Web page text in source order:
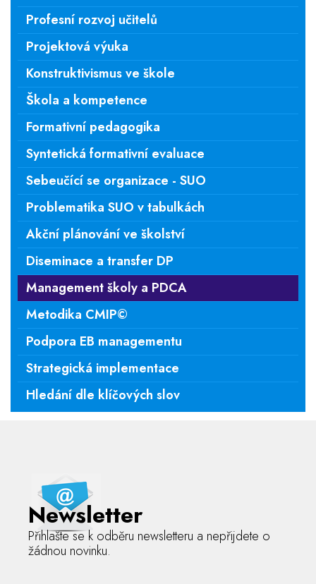
Profesní rozvoj učitelů
Projektová výuka
Konstruktivismus ve škole
Škola a kompetence
Formativní pedagogika
Syntetická formativní evaluace
Sebeučící se organizace - SUO
Problematika SUO v tabulkách
Akční plánování ve školství
Diseminace a transfer DP
Management školy a PDCA
Metodika CMIP©
Podpora EB managementu
Strategická implementace
Hledání dle klíčových slov
Newsletter
Přihlašte se k odběru newsletteru a nepřijdete o
žádnou novinku.